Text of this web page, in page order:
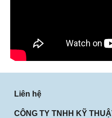
Liên hệ
CÔNG TY TNHH KỸ